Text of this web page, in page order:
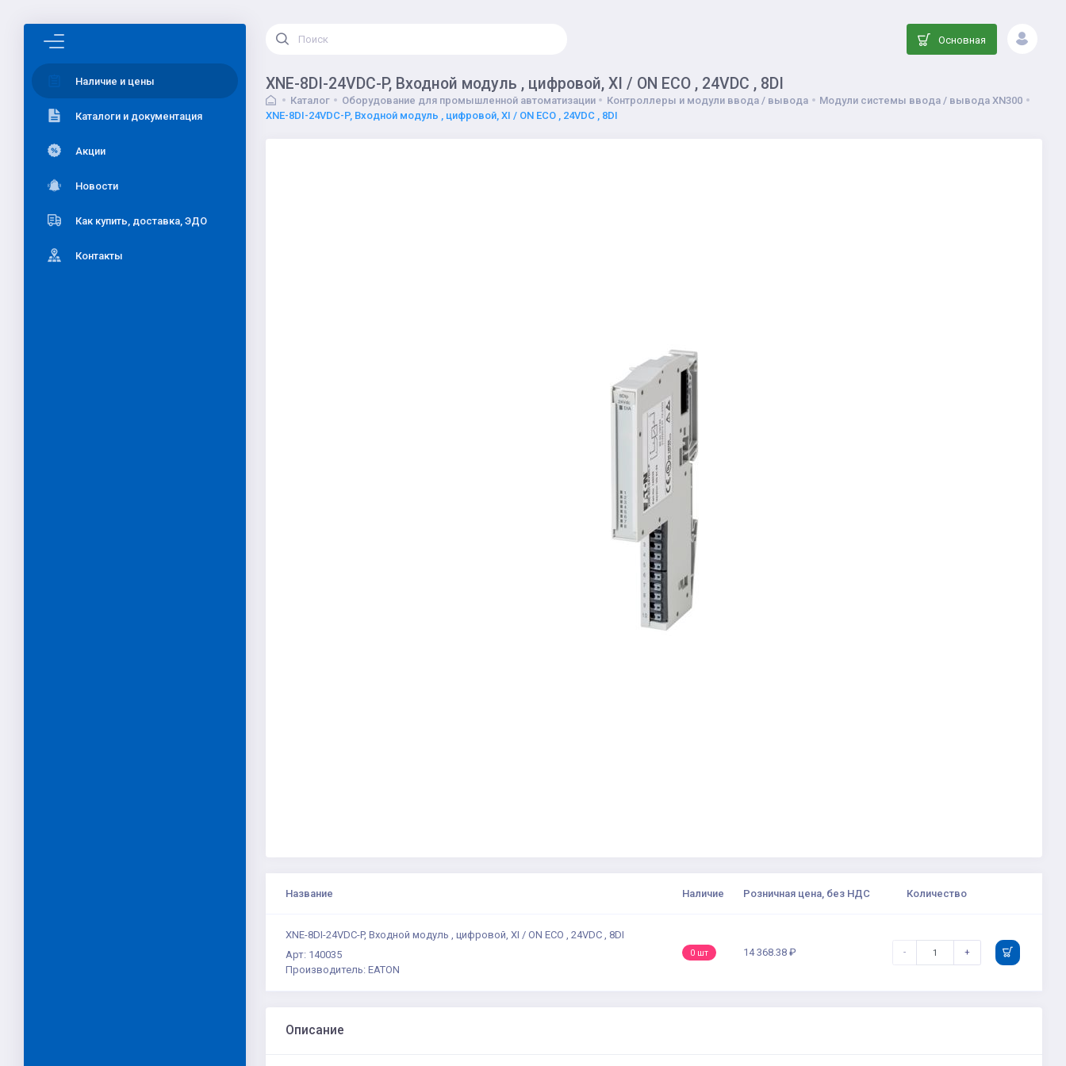
Наличие и цены
Каталоги и документация
Акции
Новости
Как купить, доставка, ЭДО
Контакты
Основная
XNE-8DI-24VDC-P, Входной модуль , цифровой, XI / ON ECO , 24VDC , 8DI
Каталог Оборудование для промышленной автоматизации Контроллеры и модули ввода / вывода
Модули системы ввода / вывода XN300
XNE-8DI-24VDC-P, Входной модуль , цифровой, XI / ON ECO , 24VDC , 8DI
Название Наличие Розничная цена, без НДС Количество
XNE-8DI-24VDC-P, Входной модуль , цифровой, XI / ON ECO , 24VDC , 8DI
Арт: 140035
Производитель: EATON
0 шт 14 368.38 ₽ - +
Описание